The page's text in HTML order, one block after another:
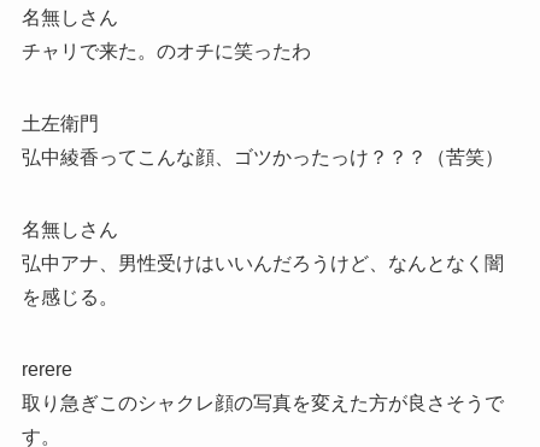
名無しさん
チャリで来た。のオチに笑ったわ
土左衛門
弘中綾香ってこんな顔、ゴツかったっけ？？？（苦笑）
名無しさん
弘中アナ、男性受けはいいんだろうけど、なんとなく闇
を感じる。
rerere
取り急ぎこのシャクレ顔の写真を変えた方が良さそうで
す。